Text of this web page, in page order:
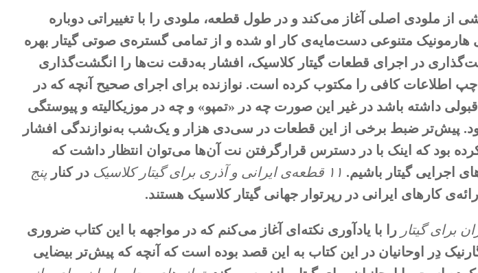
از ملودی اصلی آغاز می‌کند و در طول قطعه‌، ملودی را با تغییراتی دوباره
متنوعی دست‌مایه‌ی کار او شده و از تمامی گستره‌ی صوتی گیتار بهره
در اجرای قطعات گیتار کلاسیک، افشار به‌دقت نت‌ها را انگشت‌گذاری
اطلاعات کافی را مکتوب کرده است. نوازنده برای اجرای صحیح آنچه که در
داشته باشد در غیر این صورت چه در «تمپو» و چه در موزیکالیته و پیوستگی
پیش‌تر ضبط برخی از این قطعات در سی‌دی‌ هزار و یک‌شب به‌نوازندگی افشار
بود که اینک با در دسترس قرار‌گرفتن نت آن‌ها می‌توان انتظار داشت که
اجرایی گیتار باشیم. ۱۱ قطعه‌ی ایرانی و آذری برای گیتار کلاسیک در کنار پنج
کارهای ایرانی در رپرتوار جهانی گیتار کلاسیک هستند.
برای گیتار را با یادآوری نکته‌ای آغاز می‌کنم که در مواجهه با این کتاب ضروری
دِر اوحانیان در این کتاب به این قصد بوده است که آنچه که پیش‌تر بیضایی